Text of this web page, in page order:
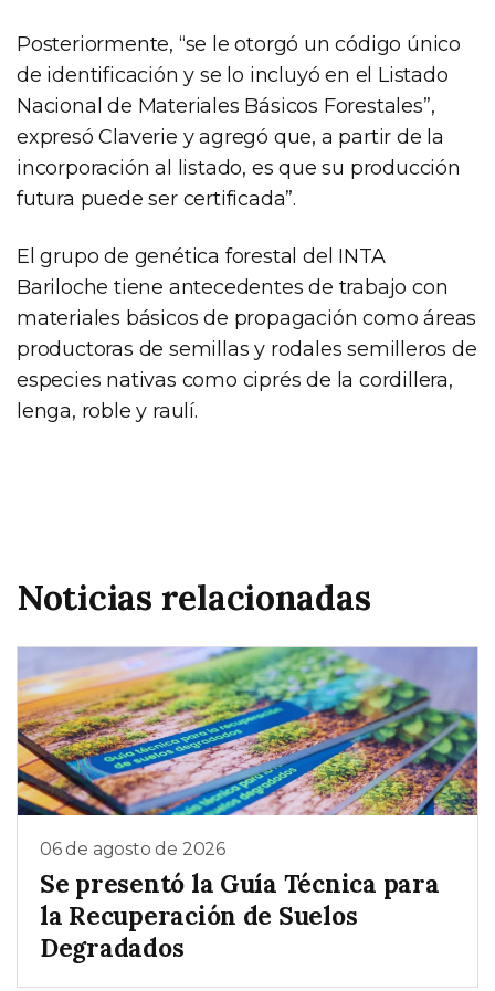
Posteriormente, “se le otorgó un código único
de identificación y se lo incluyó en el Listado
Nacional de Materiales Básicos Forestales”,
expresó Claverie y agregó que, a partir de la
incorporación al listado, es que su producción
futura puede ser certificada”.
El grupo de genética forestal del INTA
Bariloche tiene antecedentes de trabajo con
materiales básicos de propagación como áreas
productoras de semillas y rodales semilleros de
especies nativas como ciprés de la cordillera,
lenga, roble y raulí.
Noticias relacionadas
06 de agosto de 2026
Se presentó la Guía Técnica para
la Recuperación de Suelos
Degradados